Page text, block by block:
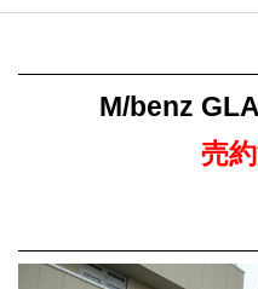
M/benz
売